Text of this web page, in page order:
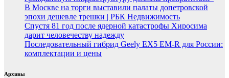
В Москве на торги выставили палаты допетровской
эпохи дешевле трешки | РБК Недвижимость
Спустя 81 год после ядерной катастрофы Хиросима
дарит человечеству надежду
Последовательный гибрид Geely EX5 EM-R для России:
комплектации и цены
Архивы